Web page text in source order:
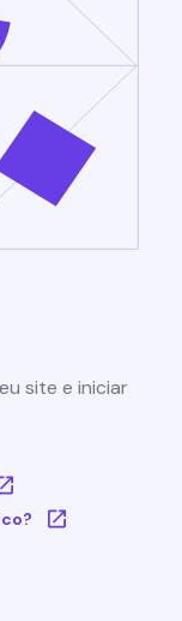
site e iniciar